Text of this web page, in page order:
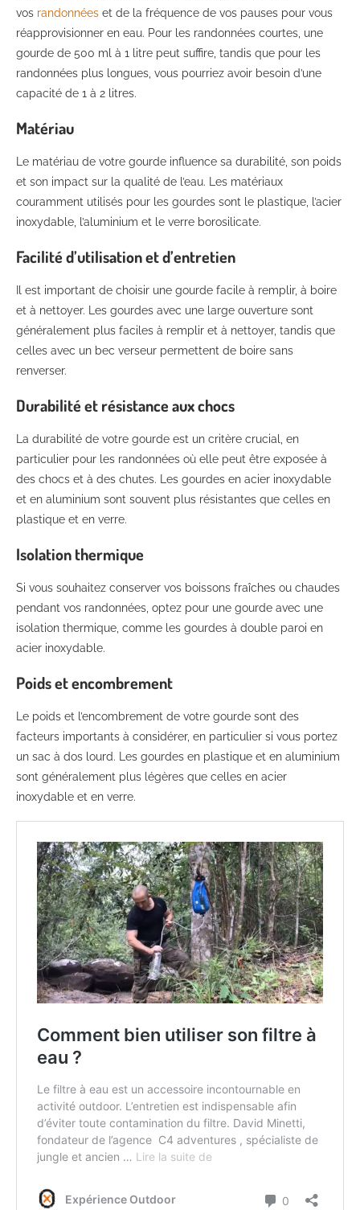
vos randonnées et de la fréquence de vos pauses pour vous
réapprovisionner en eau. Pour les randonnées courtes, une
gourde de 500 ml à 1 litre peut suffire, tandis que pour les
randonnées plus longues, vous pourriez avoir besoin d’une
capacité de 1 à 2 litres.
Matériau
Le matériau de votre gourde influence sa durabilité, son poids
et son impact sur la qualité de l’eau. Les matériaux
couramment utilisés pour les gourdes sont le plastique, l’acier
inoxydable, l’aluminium et le verre borosilicate.
Facilité d’utilisation et d’entretien
Il est important de choisir une gourde facile à remplir, à boire
et à nettoyer. Les gourdes avec une large ouverture sont
généralement plus faciles à remplir et à nettoyer, tandis que
celles avec un bec verseur permettent de boire sans
renverser.
Durabilité et résistance aux chocs
La durabilité de votre gourde est un critère crucial, en
particulier pour les randonnées où elle peut être exposée à
des chocs et à des chutes. Les gourdes en acier inoxydable
et en aluminium sont souvent plus résistantes que celles en
plastique et en verre.
Isolation thermique
Si vous souhaitez conserver vos boissons fraîches ou chaudes
pendant vos randonnées, optez pour une gourde avec une
isolation thermique, comme les gourdes à double paroi en
acier inoxydable.
Poids et encombrement
Le poids et l’encombrement de votre gourde sont des
facteurs importants à considérer, en particulier si vous portez
un sac à dos lourd. Les gourdes en plastique et en aluminium
sont généralement plus légères que celles en acier
inoxydable et en verre.